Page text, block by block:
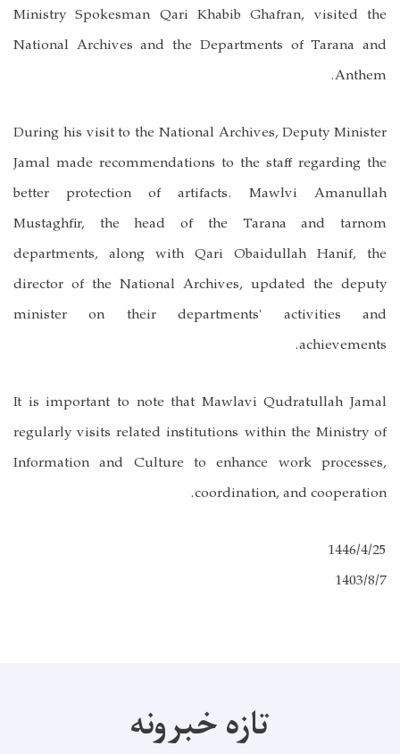
Ministry Spokesman Qari Khabib Ghafran, visited the
National Archives and the Departments of Tarana and
Anthem.
During his visit to the National Archives, Deputy Minister
Jamal made recommendations to the staff regarding the
better protection of artifacts. Mawlvi Amanullah
Mustaghfir, the head of the Tarana and tarnom
departments, along with Qari Obaidullah Hanif, the
director of the National Archives, updated the deputy
minister on their departments' activities and
achievements.
It is important to note that Mawlavi Qudratullah Jamal
regularly visits related institutions within the Ministry of
Information and Culture to enhance work processes,
coordination, and cooperation.
1446/4/25
1403/8/7
تازه خبرونه